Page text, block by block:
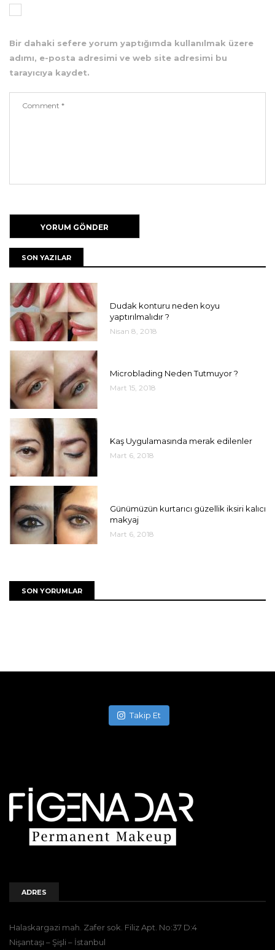
Bir dahaki sefere yorum yaptığımda kullanılmak üzere
adımı, e-posta adresimi ve web site adresimi bu
tarayıcıya kaydet.
SON YAZILAR
Dudak konturu neden koyu
yaptırılmalıdır ?
Nisan 8, 2018
Microblading Neden Tutmuyor ?
Mart 15, 2018
Kaş Uygulamasında merak edilenler
Mart 6, 2018
Günümüzün kurtarıcı güzellik iksiri kalıcı
makyaj
Mart 6, 2018
SON YORUMLAR
Takip Et
ADRES
Halaskargazi mah. Zafer sok. Filiz Apt. No:37 D:4
Nişantaşı – Şişli – İstanbul